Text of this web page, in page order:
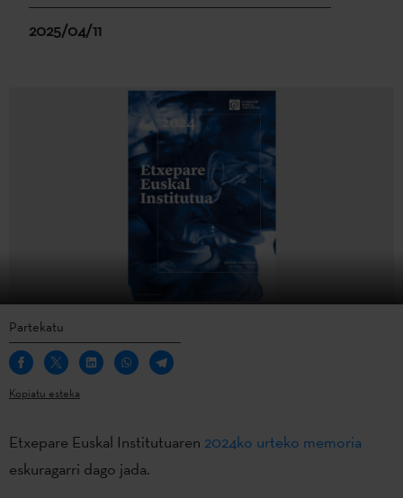
2025/04/11
Partekatu
Kopiatu esteka
Etxepare Euskal Institutuaren 2024ko urteko memoria
eskuragarri dago jada.